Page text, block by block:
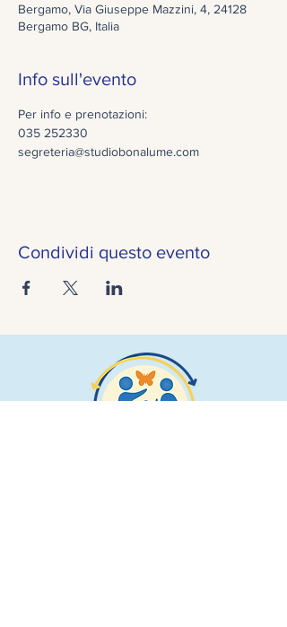
Bergamo, Via Giuseppe Mazzini, 4, 24128
Bergamo BG, Italia
Info sull'evento
Per info e prenotazioni:
035 252330
segreteria@studiobonalume.com
Condividi questo evento